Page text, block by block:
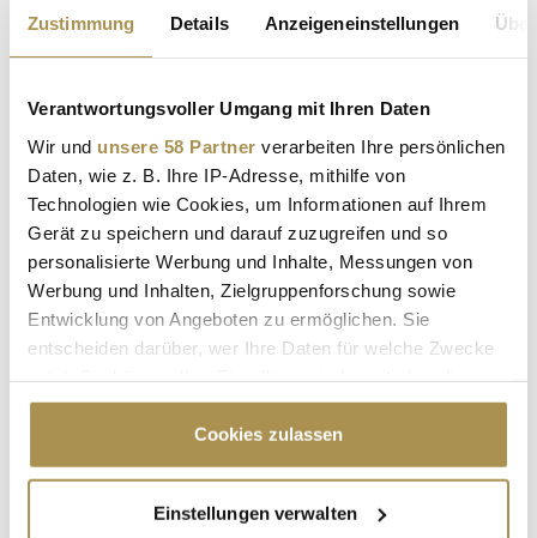
Zustimmung Details Anzeigeneinstellungen
Verantwortungsvoller Umgang mit Ihren Daten
Wir und unsere 58 Partner verarbeiten Ihre persönlichen
Daten, wie z. B. Ihre IP-Adresse, mithilfe von
Technologien wie Cookies, um Informationen auf Ihrem
Gerät zu speichern und darauf zuzugreifen und so
personalisierte Werbung und Inhalte, Messungen von
Werbung und Inhalten, Zielgruppenforschung sowie
Entwicklung von Angeboten zu ermöglichen. Sie
entscheiden darüber, wer Ihre Daten für welche Zwecke
Cookie-Erklärung oder durch Klicken auf das Privacy
Trigger Symbol ändern oder widerrufen
Informationen über Ihre geografische Lage
Cookies zulassen
Einstellungen verwalten